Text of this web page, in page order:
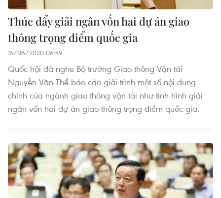
Thúc đẩy giải ngân vốn hai dự án giao
thông trọng điểm quốc gia
15/06/2020 06:49
Quốc hội đã nghe Bộ trưởng Giao thông Vận tải
Nguyễn Văn Thể báo cáo giải trình một số nội dung
chính của ngành giao thông vận tải như tình hình giải
ngân vốn hai dự án giao thông trọng điểm quốc gia.